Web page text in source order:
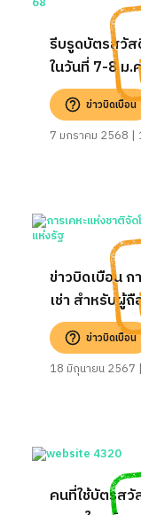
รีบรูดบัตรสวัส
ในวันที่ 7-8 ม.
ข่าวบิดเบือน
7 มกราคม 2568 |
ข่าวบิดเบือน ก
เช่า สำหรับผู้
300-6,000 บ
ข่าวบิดเบือน
18 มิถุนายน 2567
คนที่ใช้บัตรสวั